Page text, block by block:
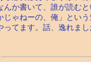
んか書いて、誰が読む
じゃねーの、俺」とい
てます。話、逸れまし